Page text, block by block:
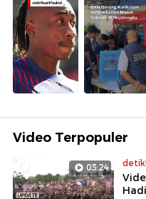
Video Terpopuler
03:24